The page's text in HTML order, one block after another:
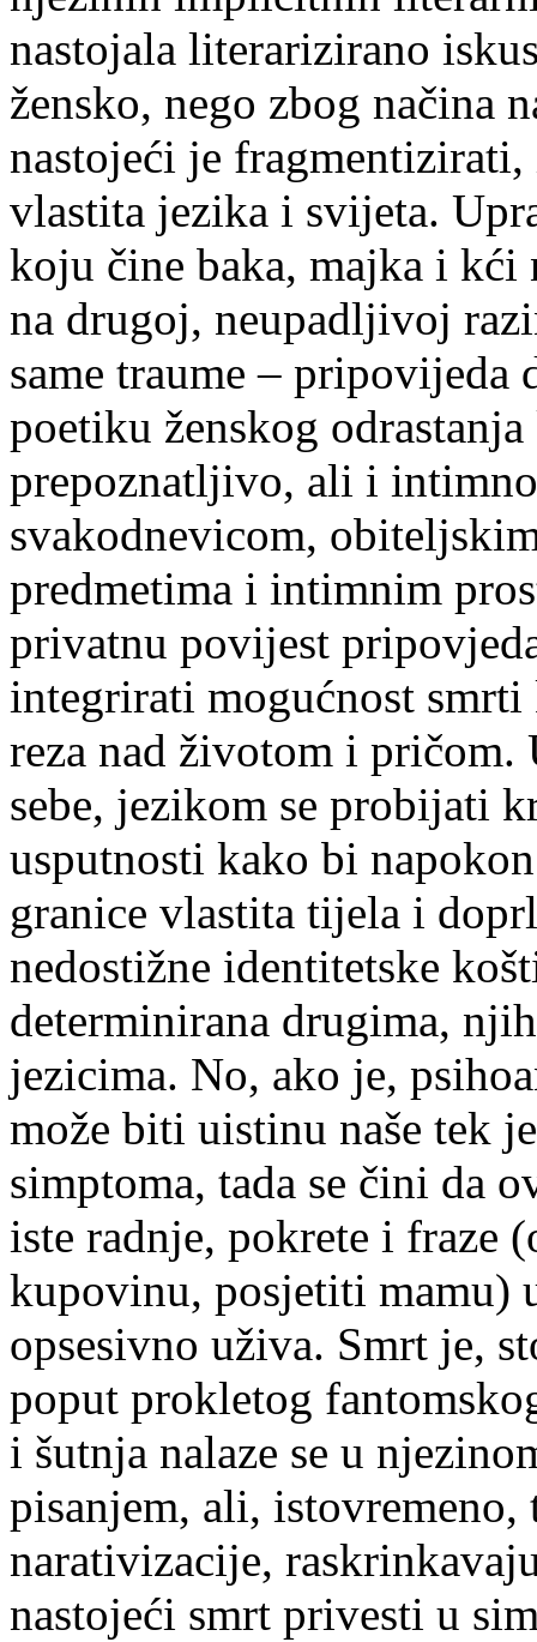
nastojala literarizirano
žensko, nego zbog načina
nastojeći je
vlastita jezika i svijeta.
koju čine baka, majka i
na drugoj, neupadljivoj
same traume –
poetiku ženskog
prepoznatljivo, ali i
svakodnevicom,
predmetima i intimnim
privatnu povijest
integrirati mogućnost
reza nad životom i pričom.
sebe, jezikom se probijati
usputnosti kako bi
granice vlastita tijela i
nedostižne identitetske
determinirana drugima,
jezicima. No, ako je,
može biti uistinu naše tek
simptoma, tada se čini da
iste radnje, pokrete i fraze
kupovinu, posjetiti mamu)
opsesivno uživa. Smrt je,
poput prokletog
i šutnja nalaze se u
pisanjem, ali,
narativizacije,
nastojeći smrt privesti u